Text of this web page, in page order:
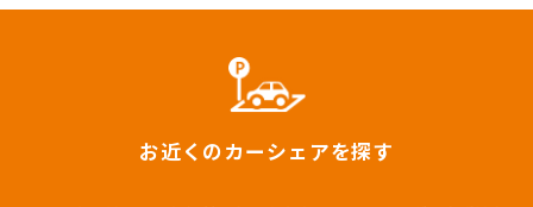
お近くのカーシェアを探す